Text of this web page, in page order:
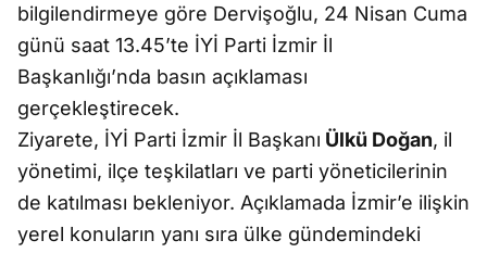
bilgilendirmeye göre Dervişoğlu, 24 Nisan Cuma
günü saat 13.45’te İYİ Parti İzmir İl
Başkanlığı’nda basın açıklaması
gerçekleştirecek.
Ziyarete, İYİ Parti İzmir İl Başkanı Ülkü Doğan, il
yönetimi, ilçe teşkilatları ve parti yöneticilerinin
de katılması bekleniyor. Açıklamada İzmir’e ilişkin
yerel konuların yanı sıra ülke gündemindeki